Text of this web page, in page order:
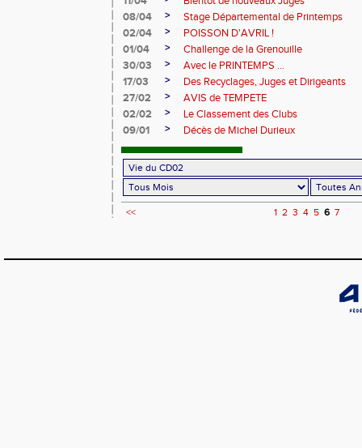
08/04
>
Stage Départemental de Printemps
02/04
>
POISSON D'AVRIL !
01/04
>
Challenge de la Grenouille
30/03
>
Avec le PRINTEMPS ...
17/03
>
Des Recyclages, Juges et Dirigeants
27/02
>
AVIS de TEMPETE
02/02
>
Le Classement des Clubs
09/01
> Décès de Michel Durieux
<< 1 2 3 4 5 6 7